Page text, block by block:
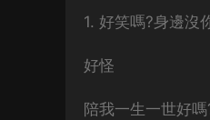
1. 好笑嗎?身邊沒
好怪
陪我一生一世好嗎